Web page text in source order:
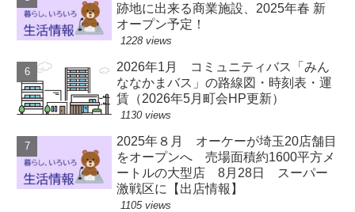
跡地に出来る商業施設、2025年春 新
オープン予定！
1228 views
2026年1月 コミュニティバス「みん
ななかまバス」の路線図・時刻表・運
賃（2026年5月町会HP更新）
1130 views
2025年８月 オーケーが埼玉20店舗目
をオープンへ 売場面積約1600平方メ
ートルの大型店 8月28日 スーパー
激戦区に【出店情報】
1105 views